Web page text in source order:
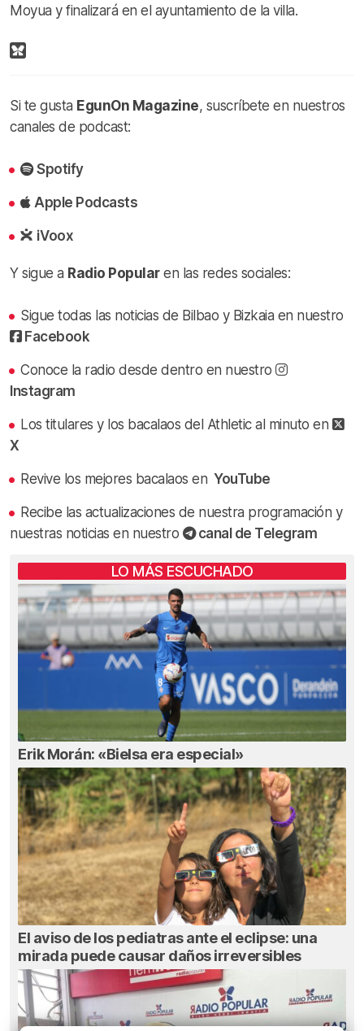
Moyua y finalizará en el ayuntamiento de la villa.
Si te gusta EgunOn Magazine, suscríbete en nuestros
canales de podcast:
Spotify
Apple Podcasts
iVoox
Y sigue a Radio Popularen las redes sociales:
Sigue todas las noticias de Bilbao y Bizkaia en nuestro
Facebook
Conoce la radio desde dentro en nuestro
Instagram
Los titulares y los bacalaos del Athletic al minuto en
X
Revive los mejores bacalaos en YouTube
Recibe las actualizaciones de nuestra programación y
nuestras noticias en nuestro
canal de Telegram
LO MÁS ESCUCHADO
Erik Morán: «Bielsa era especial»
El aviso de los pediatras ante el eclipse: una
mirada puede causar daños irreversibles